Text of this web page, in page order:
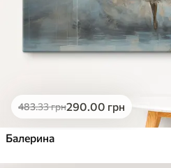
✓ Яскраві, насичені кольори
✓Стійкість до вицвітання
✓Безпечне чорнило без запаху
✗
Еко-Преміум
483.33грн290.00 грн
Балерина